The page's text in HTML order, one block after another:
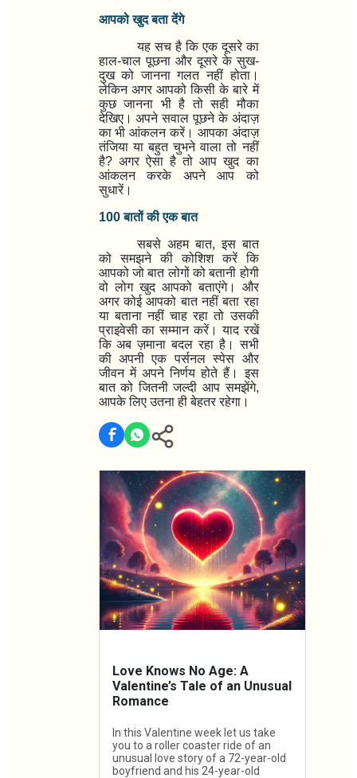
आपको खुद बता देंगे
यह सच है कि एक दूसरे का
हाल-चाल पूछना और दूसरे के सुख-
दुख को जानना गलत नहीं होता।
लेकिन अगर आपको किसी के बारे में
कुछ जानना भी है तो सही मौका
देखिए। अपने सवाल पूछने के अंदाज़
का भी आंकलन करें। आपका अंदाज़
तंजिया या बहुत चुभने वाला तो नहीं
है? अगर ऐसा है तो आप खुद का
आंकलन करके अपने आप को
सुधारें।
100बातों की एक बात
सबसे अहम बात,इस बात
को समझने की कोशिश करें कि
आपको जो बात लोगों को बतानी होगी
वो लोग खुद आपको बताएंगे। और
अगर कोई आपको बात नहीं बता रहा
या बताना नहीं चाह रहा तो उसकी
प्राइवेसी का सम्मान करें। याद रखें
कि अब ज़माना बदल रहा है। सभी
की अपनी एक पर्सनल स्पेस और
जीवन में अपने निर्णय होते हैं। इस
बात को जितनी जल्दी आप समझेंगे,
आपके लिए उतना ही बेहतर रहेगा।
Love Knows No Age: A
Valentine’s Tale of an Unusual
Romance
In this Valentine week let us take
you to a roller coaster ride of an
unusual love story of a 72-year-old
boyfriend and his 24-year-old